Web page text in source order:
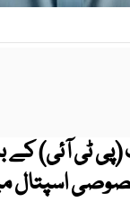
ٹی آئی) کے
اسپتال